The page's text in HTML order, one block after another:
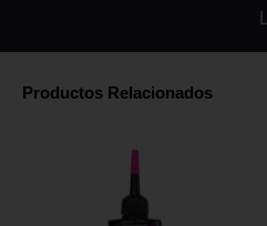
Productos Relacionados